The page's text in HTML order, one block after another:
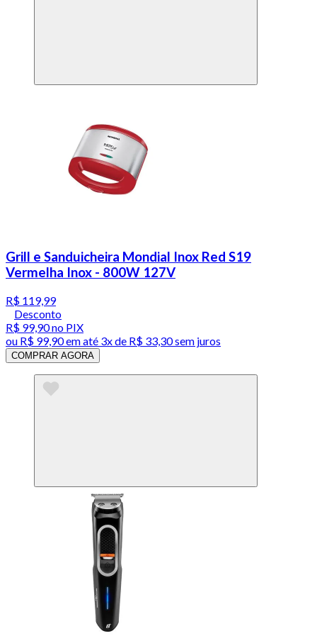
Grill e Sanduicheira Mondial Inox Red S19
Vermelha Inox - 800W 127V
R$ 119,99
Desconto
R$ 99,90no PIX
ou R$ 99,90em até 3x de R$ 33,30 sem juros
COMPRAR AGORA